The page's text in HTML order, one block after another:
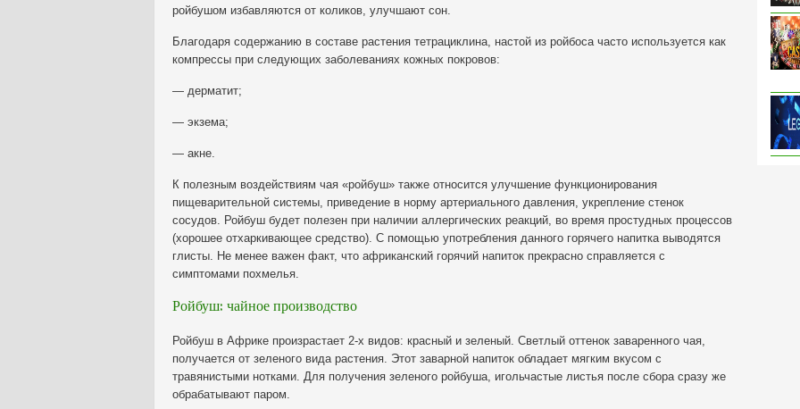
ройбушом избавляются от коликов, улучшают сон.
Благодаря содержанию в составе растения тетрациклина, настой из ройбоса часто используется как
компрессы при следующих заболеваниях кожных покровов:
— дерматит;
— экзема;
— акне.
К полезным воздействиям чая «ройбуш» также относится улучшение функционирования
пищеварительной системы, приведение в норму артериального давления, укрепление стенок
сосудов. Ройбуш будет полезен при наличии аллергических реакций, во время простудных процессов
(хорошее отхаркивающее средство). С помощью употребления данного горячего напитка выводятся
глисты. Не менее важен факт, что африканский горячий напиток прекрасно справляется с
симптомами похмелья.
Ройбуш: чайное производство
Ройбуш в Африке произрастает 2-х видов: красный и зеленый. Светлый оттенок заваренного чая,
получается от зеленого вида растения. Этот заварной напиток обладает мягким вкусом с
травянистыми нотками. Для получения зеленого ройбуша, игольчастые листья после сбора сразу же
обрабатывают паром.